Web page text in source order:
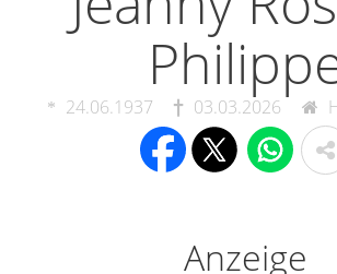
24.06.1937 03.03.2026
Anzeige